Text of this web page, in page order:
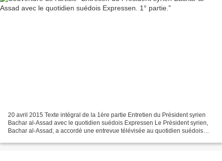
20 avril 2015 Texte intégral de la 1ère partie Entretien du Président syrien
Bachar al-Assad avec le quotidien suédois Expressen Le Président syrien,
Bachar al-Assad, a accordé une entrevue télévisée au quotidien suédois